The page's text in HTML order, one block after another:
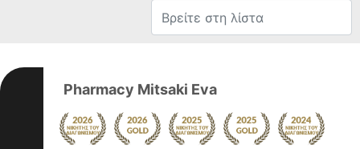
Pharmacy Mitsaki Eva